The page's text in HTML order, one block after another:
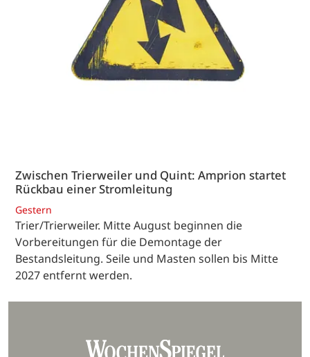
Zwischen Trierweiler und Quint: Amprion startet
Rückbau einer Stromleitung
Gestern
Trier/Trierweiler. Mitte August beginnen die
Vorbereitungen für die Demontage der
Bestandsleitung. Seile und Masten sollen bis Mitte
2027 entfernt werden.